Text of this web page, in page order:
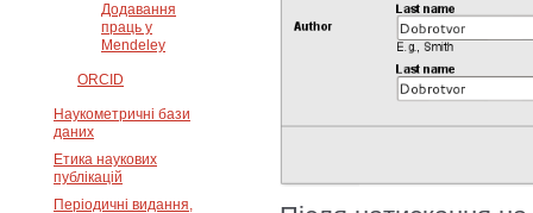
Додавання
праць у
Mendeley
ORCID
Наукометричні бази
даних
Етика наукових
публікацій
Періодичні видання,